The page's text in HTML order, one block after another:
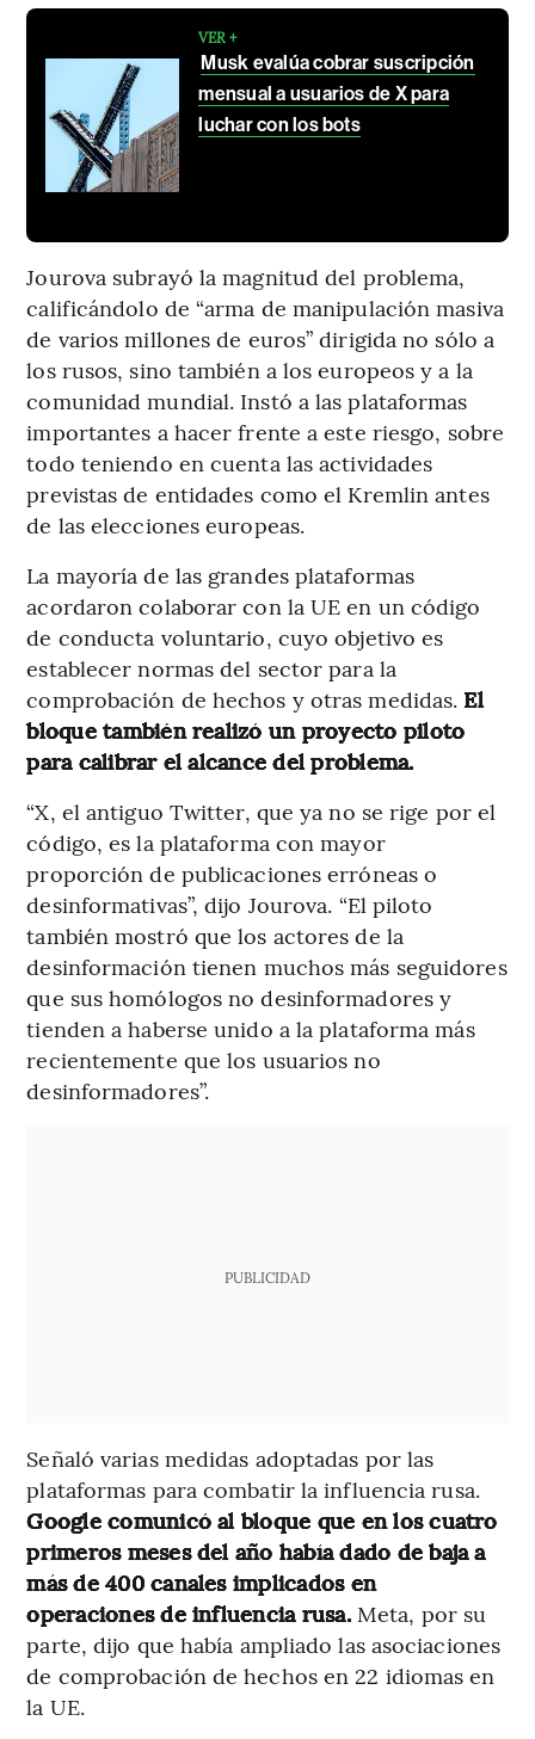
VER +
Musk evalúa cobrar suscripción
mensual a usuarios de X para
luchar con los bots
Jourova subrayó la magnitud del problema,
calificándolo de “arma de manipulación masiva
de varios millones de euros” dirigida no sólo a
los rusos, sino también a los europeos y a la
comunidad mundial. Instó a las plataformas
importantes a hacer frente a este riesgo, sobre
todo teniendo en cuenta las actividades
previstas de entidades como el Kremlin antes
de las elecciones europeas.
La mayoría de las grandes plataformas
acordaron colaborar con la UE en un código
de conducta voluntario, cuyo objetivo es
establecer normas del sector para la
comprobación de hechos y otras medidas. El
bloque también realizó un proyecto piloto
para calibrar el alcance del problema.
“X, el antiguo Twitter, que ya no se rige por el
código, es la plataforma con mayor
proporción de publicaciones erróneas o
desinformativas”, dijo Jourova. “El piloto
también mostró que los actores de la
desinformación tienen muchos más seguidores
que sus homólogos no desinformadores y
tienden a haberse unido a la plataforma más
recientemente que los usuarios no
desinformadores”.
PUBLICIDAD
Señaló varias medidas adoptadas por las
plataformas para combatir la influencia rusa.
Google comunicó al bloque que en los cuatro
primeros meses del año había dado de baja a
más de 400 canales implicados en
operaciones de influencia rusa.Meta, por su
parte, dijo que había ampliado las asociaciones
de comprobación de hechos en 22 idiomas en
la UE.